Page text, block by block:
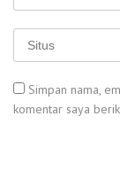
Simpan nama,
komentar saya